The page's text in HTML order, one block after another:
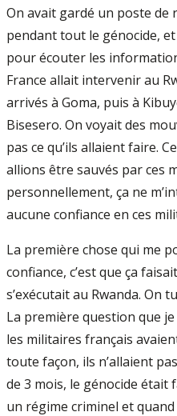
On avait gardé un poste de
pendant tout le génocide,
pour écouter les
France allait intervenir au
arrivés à Goma, puis à
Bisesero. On voyait des
pas ce qu’ils allaient faire.
allions être sauvés par ces
personnellement, ça ne
aucune confiance en ces
La première chose qui me
confiance, c’est que ça
s’exécutait au Rwanda. On
La première question que je
les militaires français
toute façon, ils n’allaient
de 3 mois, le génocide était
un régime criminel et quand